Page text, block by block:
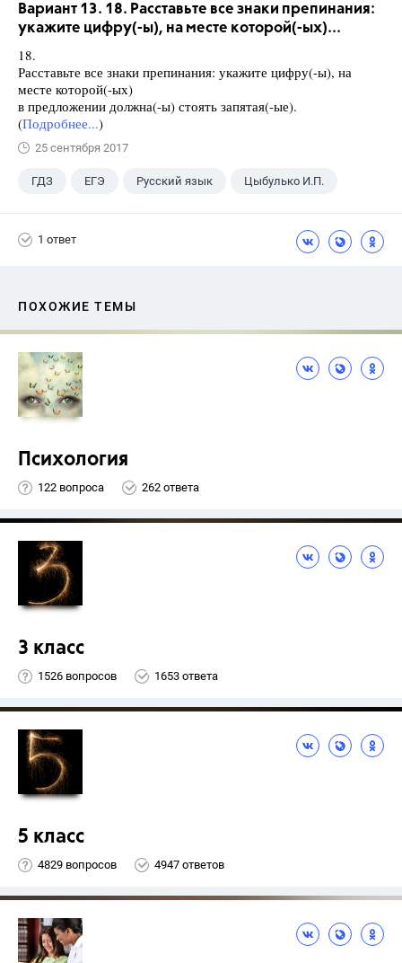
Вариант 13. 18. Расставьте все знаки препинания:
укажите цифру(-ы), на месте которой(-ых)...
18.
Расставьте все знаки препинания: укажите цифру(-ы), на
месте которой(-ых)
в предложении должна(-ы) стоять запятая(-ые).
(Подробнее...)
25 сентября 2017
ГДЗ ЕГЭ Русский язык Цыбулько И.П.
1 ответ
ПОХОЖИЕ ТЕМЫ
Психология
122 вопроса 262 ответа
3 класс
1526 вопросов 1653 ответа
5 класс
4829 вопросов 4947 ответов